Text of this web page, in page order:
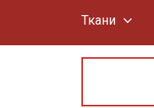
Ткани